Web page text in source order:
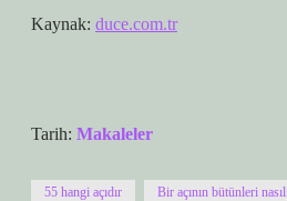
Kaynak: duce.com.tr
Tarih: Makaleler
55 hangi açıdır Bir açının bütünleri